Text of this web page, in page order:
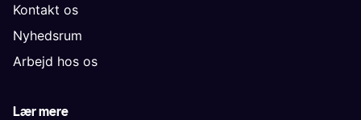
Kontakt os
Nyhedsrum
Arbejd hos os
Lær mere